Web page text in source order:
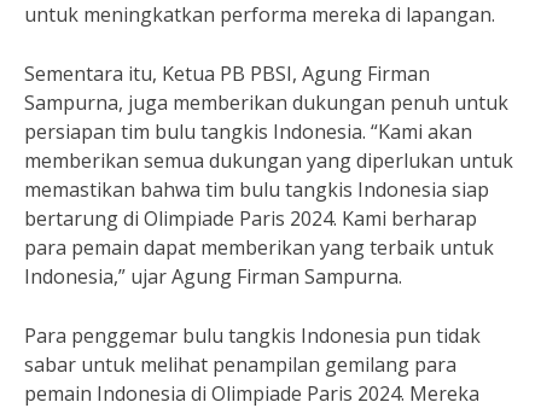
untuk meningkatkan performa mereka di lapangan.
Sementara itu, Ketua PB PBSI, Agung Firman
Sampurna, juga memberikan dukungan penuh untuk
persiapan tim bulu tangkis Indonesia. “Kami akan
memberikan semua dukungan yang diperlukan untuk
memastikan bahwa tim bulu tangkis Indonesia siap
bertarung di Olimpiade Paris 2024. Kami berharap
para pemain dapat memberikan yang terbaik untuk
Indonesia,” ujar Agung Firman Sampurna.
Para penggemar bulu tangkis Indonesia pun tidak
sabar untuk melihat penampilan gemilang para
pemain Indonesia di Olimpiade Paris 2024. Mereka